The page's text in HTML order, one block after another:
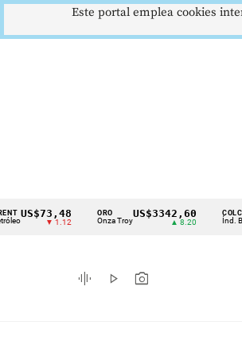
Cintillo
indicadores
económicos
▼ 1.12
ORO
Onza Troy
US$3342,60 COLCAP
Índ. Bursátil
graphic_eq play_arrow photo_camera
Este portal emplea cookies